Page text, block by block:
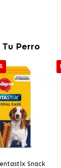
Perro
Snack